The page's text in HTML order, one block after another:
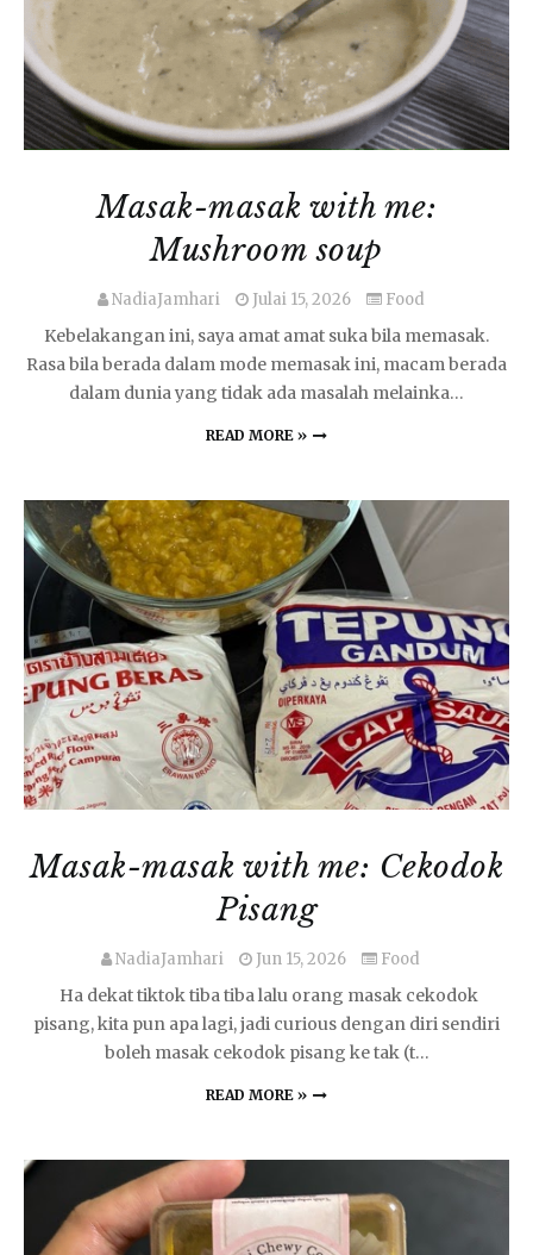
Masak-masak with me:
Mushroom soup
NadiaJamhari Julai 15, 2026 Food
Kebelakangan ini, saya amat amat suka bila memasak.
Rasa bila berada dalam mode memasak ini, macam berada
dalam dunia yang tidak ada masalah melainka…
READ MORE »
Masak-masak with me: Cekodok
Pisang
NadiaJamhari Jun 15, 2026 Food
​ Ha dekat tiktok tiba tiba lalu orang masak cekodok
pisang, kita pun apa lagi, jadi curious dengan diri sendiri
boleh masak cekodok pisang ke tak (t…
READ MORE »